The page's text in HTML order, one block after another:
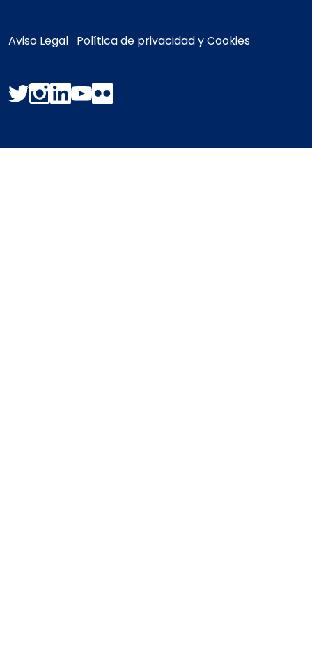
Aviso Legal Política de privacidad y Cookies